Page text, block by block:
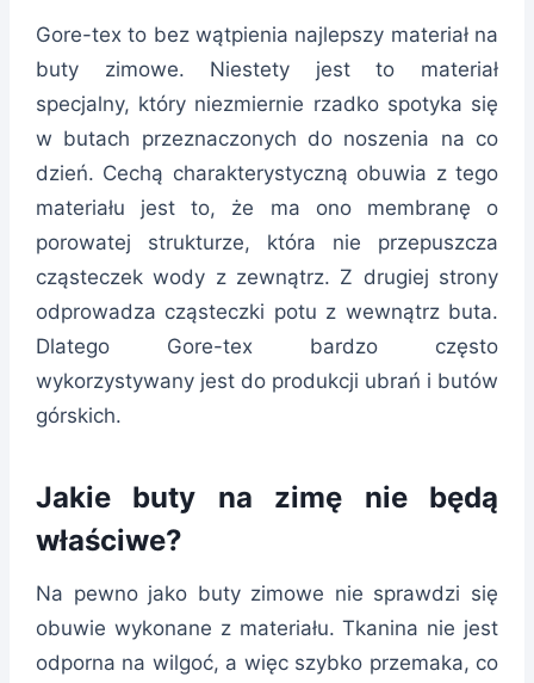
Gore-tex to bez wątpienia najlepszy materiał na
buty zimowe. Niestety jest to materiał
specjalny, który niezmiernie rzadko spotyka się
w butach przeznaczonych do noszenia na co
dzień. Cechą charakterystyczną obuwia z tego
materiału jest to, że ma ono membranę o
porowatej strukturze, która nie przepuszcza
cząsteczek wody z zewnątrz. Z drugiej strony
odprowadza cząsteczki potu z wewnątrz buta.
Dlatego Gore-tex bardzo często
wykorzystywany jest do produkcji ubrań i butów
górskich.
Jakie buty na zimę nie będą
właściwe?
Na pewno jako buty zimowe nie sprawdzi się
obuwie wykonane z materiału. Tkanina nie jest
odporna na wilgoć, a więc szybko przemaka, co